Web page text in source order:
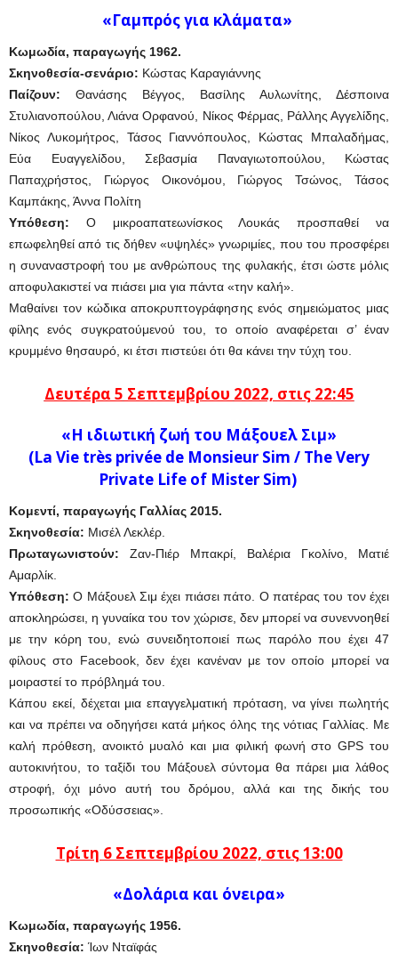
«Γαμπρός για κλάματα»
Κωμωδία, παραγωγής 1962.
Σκηνοθεσία-σενάριο: Κώστας Καραγιάννης
Παίζουν: Θανάσης Βέγγος, Βασίλης Αυλωνίτης, Δέσποινα
Στυλιανοπούλου, Λιάνα Ορφανού, Νίκος Φέρμας, Ράλλης Αγγελίδης,
Νίκος Λυκομήτρος, Τάσος Γιαννόπουλος, Κώστας Μπαλαδήμας,
Εύα Ευαγγελίδου, Σεβασμία Παναγιωτοπούλου, Κώστας
Παπαχρήστος, Γιώργος Οικονόμου, Γιώργος Τσώνος, Τάσος
Καμπάκης, Άννα Πολίτη
Υπόθεση: Ο μικροαπατεωνίσκος Λουκάς προσπαθεί να
επωφεληθεί από τις δήθεν «υψηλές» γνωριμίες, που του προσφέρει
η συναναστροφή του με ανθρώπους της φυλακής, έτσι ώστε μόλις
αποφυλακιστεί να πιάσει μια για πάντα «την καλή».
Μαθαίνει τον κώδικα αποκρυπτογράφησης ενός σημειώματος μιας
φίλης ενός συγκρατούμενού του, το οποίο αναφέρεται σ’ έναν
κρυμμένο θησαυρό, κι έτσι πιστεύει ότι θα κάνει την τύχη του.
Δευτέρα 5 Σεπτεμβρίου 2022, στις 22:45
«Η ιδιωτική ζωή του Μάξουελ Σιμ»
(La Vie très privée de Monsieur Sim / The Very
Private Life of Mister Sim)
Κομεντί, παραγωγής Γαλλίας 2015.
Σκηνοθεσία: Μισέλ Λεκλέρ.
Πρωταγωνιστούν: Ζαν-Πιέρ Μπακρί, Βαλέρια Γκολίνο, Ματιέ
Αμαρλίκ.
Υπόθεση: Ο Μάξουελ Σιμ έχει πιάσει πάτο. Ο πατέρας του τον έχει
αποκληρώσει, η γυναίκα του τον χώρισε, δεν μπορεί να συνεννοηθεί
με την κόρη του, ενώ συνειδητοποιεί πως παρόλο που έχει 47
φίλους στο Facebook, δεν έχει κανέναν με τον οποίο μπορεί να
μοιραστεί το πρόβλημά του.
Κάπου εκεί, δέχεται μια επαγγελματική πρόταση, να γίνει πωλητής
και να πρέπει να οδηγήσει κατά μήκος όλης της νότιας Γαλλίας. Με
καλή πρόθεση, ανοικτό μυαλό και μια φιλική φωνή στο GPS του
αυτοκινήτου, το ταξίδι του Μάξουελ σύντομα θα πάρει μια λάθος
στροφή, όχι μόνο αυτή του δρόμου, αλλά και της δικής του
προσωπικής «Οδύσσειας».
Τρίτη 6 Σεπτεμβρίου 2022, στις 13:00
«Δολάρια και όνειρα»
Κωμωδία, παραγωγής 1956.
Σκηνοθεσία: Ίων Νταϊφάς